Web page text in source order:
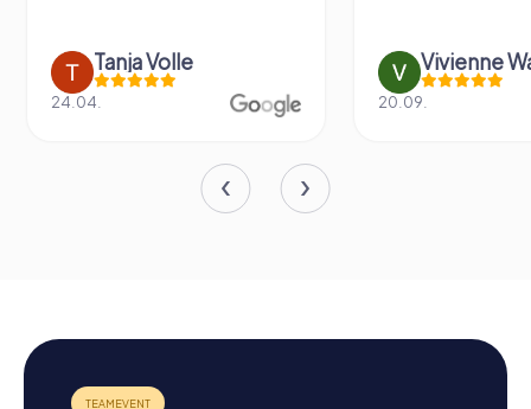
Tanja Volle
24.04.
Vivienne
20.09.